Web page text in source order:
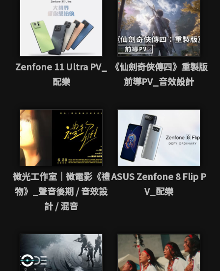
Zenfone 11 Ultra PV_
配樂
《仙劍奇俠傳四》重製版
前導PV_音效設計
微光工作室｜微電影《禮
物》_聲音後期 / 音效設
計 / 混音
ASUS Zenfone 8 Flip P
V_配樂